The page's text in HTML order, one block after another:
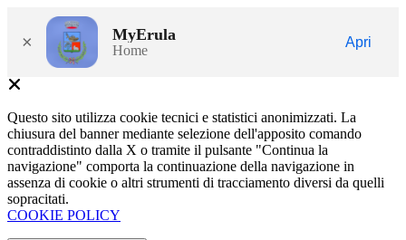
× MyErula
Home
Apri
Questo sito utilizza cookie tecnici e statistici anonimizzati. La
chiusura del banner mediante selezione dell'apposito comando
contraddistinto dalla X o tramite il pulsante "Continua la
navigazione" comporta la continuazione della navigazione in
assenza di cookie o altri strumenti di tracciamento diversi da quelli
sopracitati.
COOKIE POLICY